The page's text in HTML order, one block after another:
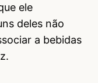
ele
deles não
a bebidas